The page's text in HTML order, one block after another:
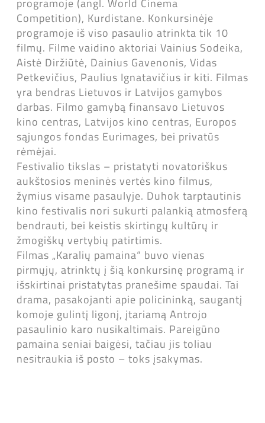
programoje (angl. World Cinema
Competition), Kurdistane. Konkursinėje
programoje iš viso pasaulio atrinkta tik 10
filmų. Filme vaidino aktoriai Vainius Sodeika,
Aistė Diržiūtė, Dainius Gavenonis, Vidas
Petkevičius, Paulius Ignatavičius ir kiti. Filmas
yra bendras Lietuvos ir Latvijos gamybos
darbas. Filmo gamybą finansavo Lietuvos
kino centras, Latvijos kino centras, Europos
sąjungos fondas Eurimages, bei privatūs
rėmėjai.
Festivalio tikslas – pristatyti novatoriškus
aukštosios meninės vertės kino filmus,
žymius visame pasaulyje. Duhok tarptautinis
kino festivalis nori sukurti palankią atmosferą
bendrauti, bei keistis skirtingų kultūrų ir
žmogiškų vertybių patirtimis.
Filmas „Karalių pamaina“ buvo vienas
pirmųjų, atrinktų į šią konkursinę programą ir
išskirtinai pristatytas pranešime spaudai. Tai
drama, pasakojanti apie policininką, saugantį
komoje gulintį ligonį, įtariamą Antrojo
pasaulinio karo nusikaltimais. Pareigūno
pamaina seniai baigėsi, tačiau jis toliau
nesitraukia iš posto – toks įsakymas.